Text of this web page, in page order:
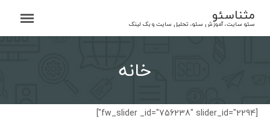
content
مثناسئو
سئو سایت، آموزش سئو، تحلیل سایت و بک لینک
خانه
[fw_slider _id="756238" slider_id="2294"]